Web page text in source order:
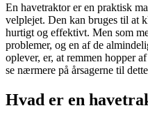
En havetraktor er en praktisk
velplejet. Den kan bruges til at
hurtigt og effektivt. Men som
problemer, og en af de
oplever, er, at remmen hopper
se nærmere på årsagerne til
Hvad er en